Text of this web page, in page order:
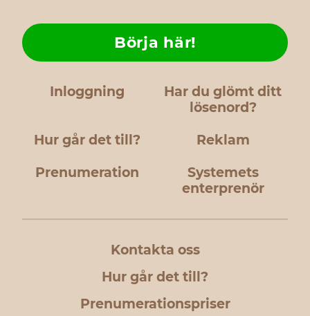
Inloggning
Har du glömt ditt
lösenord?
Hur går det till?
Börja här!
Reklam
Prenumeration
Systemets
enterprenör
Kontakta oss
Hur går det till?
Prenumerationspriser